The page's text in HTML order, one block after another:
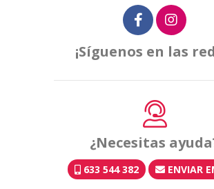
¡Síguenos en las
¿Necesitas
633 544 382 ENVIAR